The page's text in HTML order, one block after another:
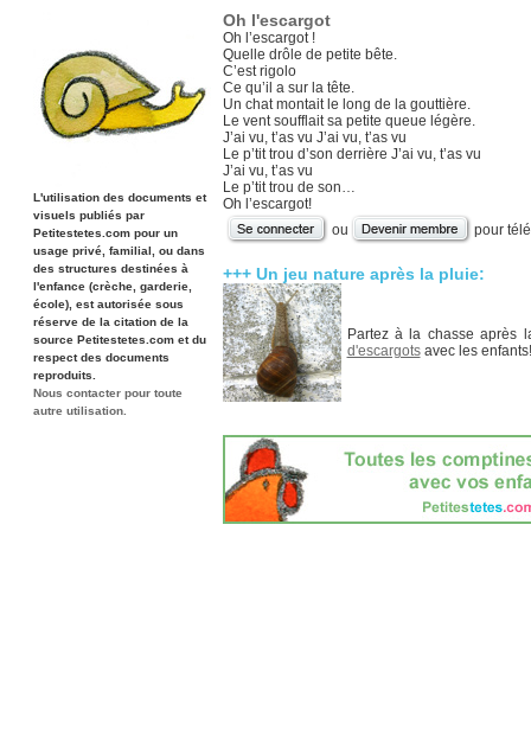
L'utilisation des documents et
visuels publiés par
Petitestetes.com pour un
usage privé, familial, ou dans
des structures destinées à
l'enfance (crèche, garderie,
école), est autorisée sous
réserve de la citation de la
source Petitestetes.com et du
respect des documents
reproduits.
Nous contacter pour toute
autre utilisation.
Oh l'escargot
Oh l’escargot !
Quelle drôle de petite bête.
C’est rigolo
Ce qu’il a sur la tête.
Un chat montait le long de la gouttière.
Le vent soufflait sa petite queue légère.
J’ai vu, t’as vu J’ai vu, t’as vu
Le p’tit trou d’son derrière J’ai vu, t’as vu
J’ai vu, t’as vu
Le p’tit trou de son…
Oh l’escargot!
ou
pour
+++ Un jeu nature après la pluie:
Partez à la chasse après
d'escargotsavec les enfants!